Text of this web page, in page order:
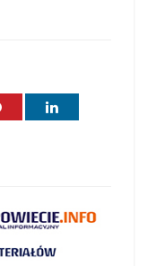
Pinterest LinkedIn